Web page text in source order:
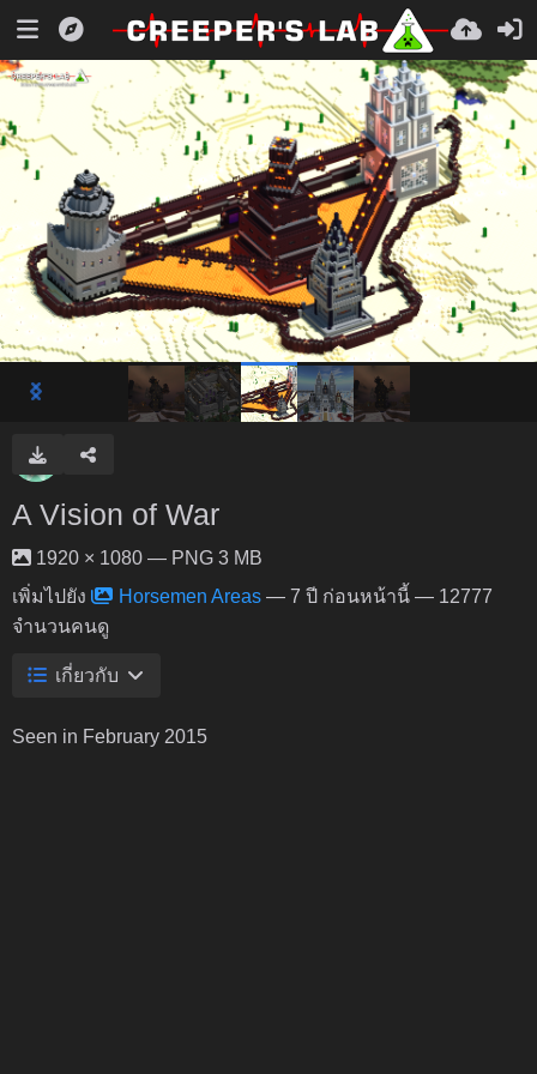
A Vision of War
1920 × 1080 — PNG 3 MB
เพิ่มไปยัง
Horsemen Areas — 7 ปี ก่อนหน้านี้ — 12777
จำนวนคนดู
เกี่ยวกับ
Seen in February 2015